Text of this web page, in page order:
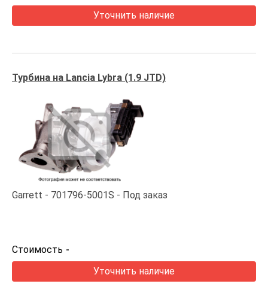
Уточнить наличие
Турбина на Lancia Lybra (1.9 JTD)
Garrett 701796-5001S Под заказ
Стоимость -
Уточнить наличие